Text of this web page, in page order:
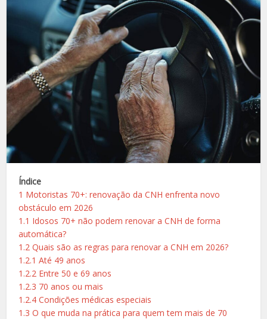
Índice
1 Motoristas 70+: renovação da CNH enfrenta novo
obstáculo em 2026
1.1 Idosos 70+ não podem renovar a CNH de forma
automática?
1.2 Quais são as regras para renovar a CNH em 2026?
1.2.1 Até 49 anos
1.2.2 Entre 50 e 69 anos
1.2.3 70 anos ou mais
1.2.4 Condições médicas especiais
1.3 O que muda na prática para quem tem mais de 70